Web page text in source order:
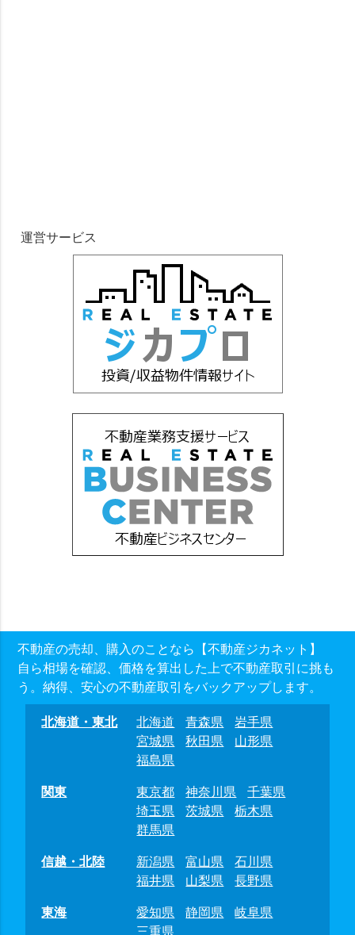
運営サービス
不動産の売却、購入のことなら【不動産ジカネット】
自ら相場を確認、価格を算出した上で不動産取引に挑も
う。納得、安心の不動産取引をバックアップします。
北海道・東北 北海道 青森県
岩手県
宮城県
秋田県
山形県
福島県
関東
東京都 神奈川県
千葉県
埼玉県
茨城県
栃木県
群馬県
信越・北陸
新潟県 富山県
石川県
福井県
山梨県
長野県
東海
愛知県 静岡県
岐阜県
三重県